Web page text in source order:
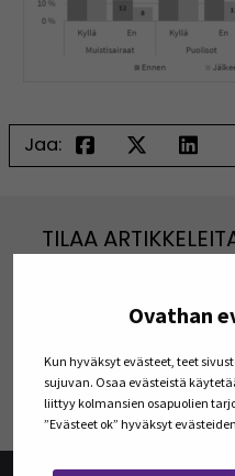
Ovathan
Kun hyväksyt evästeet, teet
sujuvan. Osaa evästeistä
liittyy kolmansien osapuolien
”Evästeet ok” hyväksyt
Jaa:
TILAA
viimeisimmistä
TILAA